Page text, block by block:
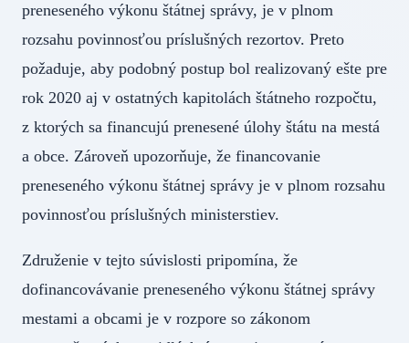
preneseného výkonu štátnej správy, je v plnom
rozsahu povinnosťou príslušných rezortov. Preto
požaduje, aby podobný postup bol realizovaný ešte pre
rok 2020 aj v ostatných kapitolách štátneho rozpočtu,
z ktorých sa financujú prenesené úlohy štátu na mestá
a obce. Zároveň upozorňuje, že financovanie
preneseného výkonu štátnej správy je v plnom rozsahu
povinnosťou príslušných ministerstiev.
Združenie v tejto súvislosti pripomína, že
dofinancovávanie preneseného výkonu štátnej správy
mestami a obcami je v rozpore so zákonom